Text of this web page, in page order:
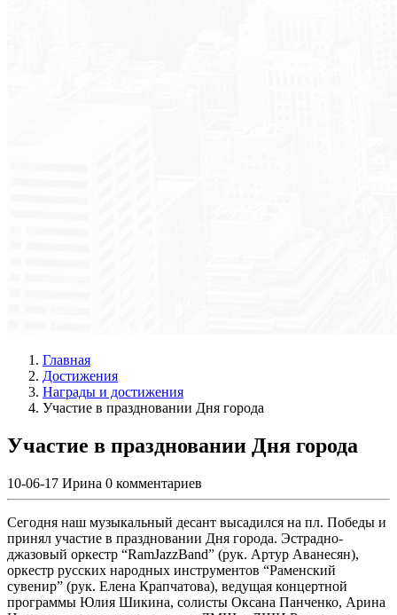
Главная
Достижения
Награды и достижения
Участие в праздновании Дня города
Участие в праздновании Дня города
10-06-17 Ирина 0 комментариев
Сегодня наш музыкальный десант высадился на пл. Победы и
принял участие в праздновании Дня города. Эстрадно-
джазовый оркестр “RamJazzBand” (рук. Артур Аванесян),
оркестр русских народных инструментов “Раменский
сувенир” (рук. Елена Крапчатова), ведущая концертной
программы Юлия Шикина, солисты Оксана Панченко, Арина